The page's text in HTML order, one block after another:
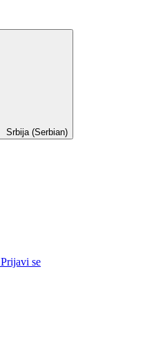
Srbija (Serbian)
Prijavi se